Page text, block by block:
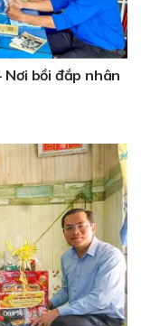
Nơi bồi đắp nhân